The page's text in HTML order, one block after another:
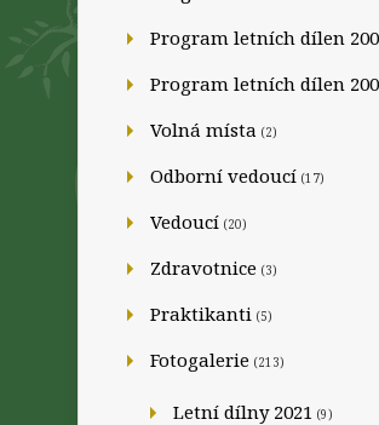
Program letních dílen
Program letních dílen
Volná místa (2)
Odborní vedoucí (17)
Vedoucí (20)
Zdravotnice (3)
Praktikanti (5)
Fotogalerie (213)
Letní dílny 2021 (9)